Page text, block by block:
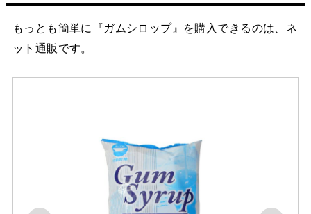
もっとも簡単に『ガムシロップ』を購入できるのは、ネ
ット通販です。